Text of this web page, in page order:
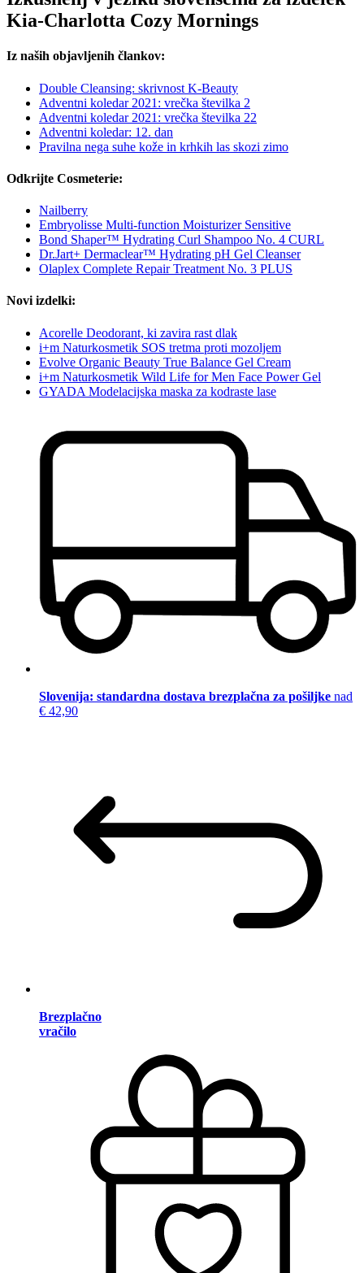
Kia-Charlotta Cozy Mornings
Iz naših objavljenih člankov:
Double Cleansing: skrivnost K-Beauty
Adventni koledar 2021: vrečka številka 2
Adventni koledar 2021: vrečka številka 22
Adventni koledar: 12. dan
Pravilna nega suhe kože in krhkih las skozi zimo
Odkrijte Cosmeterie:
Nailberry
Embryolisse Multi-function Moisturizer Sensitive
Bond Shaper™ Hydrating Curl Shampoo No. 4 CURL
Dr.Jart+ Dermaclear™ Hydrating pH Gel Cleanser
Olaplex Complete Repair Treatment No. 3 PLUS
Novi izdelki:
Acorelle Deodorant, ki zavira rast dlak
i+m Naturkosmetik SOS tretma proti mozoljem
Evolve Organic Beauty True Balance Gel Cream
i+m Naturkosmetik Wild Life for Men Face Power Gel
GYADA Modelacijska maska za kodraste lase
Slovenija: standardna dostava brezplačna za pošiljke nad
€ 42,90
Brezplačno
vračilo